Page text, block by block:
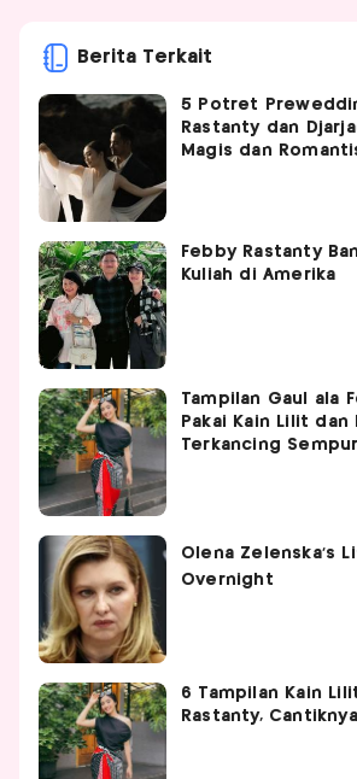
Berita Terkait
5 Potret
Rastanty dan
Magis dan
Febby Rastanty
Kuliah di Amerika
Tampilan Gaul ala
Pakai Kain Lilit dan
Terkancing
6 Tampilan Kain
Rastanty,